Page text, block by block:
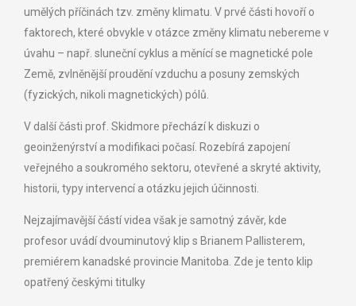
umělých příčinách tzv. změny klimatu. V prvé části hovoří o
faktorech, které obvykle v otázce změny klimatu nebereme v
úvahu – např. sluneční cyklus a měnící se magnetické pole
Země, zvlněnější proudění vzduchu a posuny zemských
(fyzických, nikoli magnetických) pólů.
V další části prof. Skidmore přechází k diskuzi o
geoinženýrství a modifikaci počasí. Rozebírá zapojení
veřejného a soukromého sektoru, otevřené a skryté aktivity,
historii, typy intervencí a otázku jejich účinnosti.
Nejzajímavější částí videa však je samotný závěr, kde
profesor uvádí dvouminutový klip s Brianem Pallisterem,
premiérem kanadské provincie Manitoba. Zde je tento klip
opatřený českými titulky